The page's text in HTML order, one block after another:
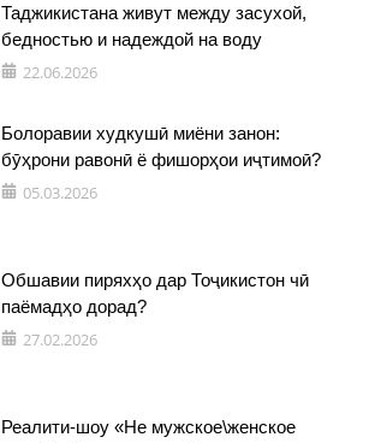
Таджикистана живут между засухой,
бедностью и надеждой на воду
22.06.2026
Болоравии худкушӣ миёни занон:
бӯҳрони равонӣ ё фишорҳои иҷтимоӣ?
05.03.2026
Обшавии пиряхҳо дар Тоҷикистон чӣ
паёмадҳо дорад?
27.02.2026
Реалити-шоу «Не мужское\женское